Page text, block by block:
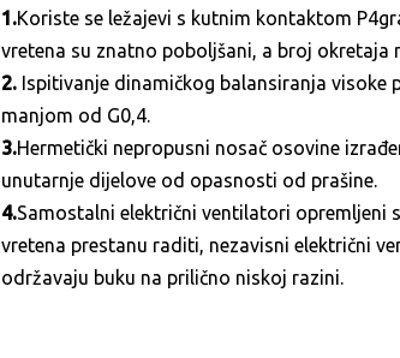
1.Koriste se ležajevi s kutnim kontaktom
vretena su znatno poboljšani, a broj okretaja
2. Ispitivanje dinamičkog balansiranja
manjom od G0,4.
3.Hermetički nepropusni nosač osovine
unutarnje dijelove od opasnosti od prašine.
4.Samostalni električni ventilatori opremljeni
vretena prestanu raditi, nezavisni električni
održavaju buku na prilično niskoj razini.